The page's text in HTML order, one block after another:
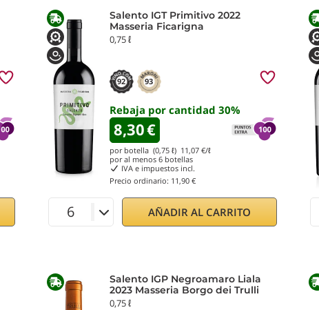
Salento IGT Primitivo 2022
Masseria Ficarigna
0,75 ℓ
92 93
Rebaja por cantidad 30%
8,30€
por botella (0,75 ℓ) 11,07 €/ℓ
por al menos 6 botellas
IVA e impuestos incl.
Precio ordinario: 11,90 €
AÑADIR AL CARRITO
Salento IGP Negroamaro Liala
2023 Masseria Borgo dei Trulli
0,75 ℓ